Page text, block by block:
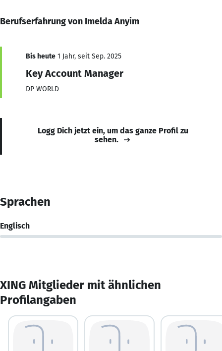
Berufserfahrung von Imelda Anyim
Bis heute 1 Jahr, seit Sep. 2025
Key Account Manager
DP WORLD
Logg Dich jetzt ein, um das ganze Profil zu
sehen.
Sprachen
Englisch
XING Mitglieder mit ähnlichen
Profilangaben